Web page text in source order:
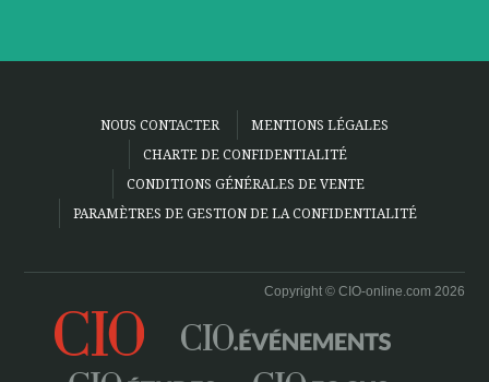
NOUS CONTACTER
MENTIONS LÉGALES
CHARTE DE CONFIDENTIALITÉ
CONDITIONS GÉNÉRALES DE VENTE
PARAMÈTRES DE GESTION DE LA CONFIDENTIALITÉ
Copyright © CIO-online.com 2026